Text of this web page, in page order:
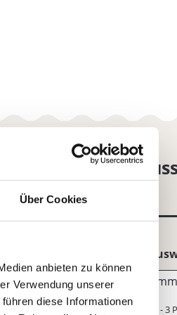
Über Cookies
anbieten zu können
Verwendung unserer
diese Informationen